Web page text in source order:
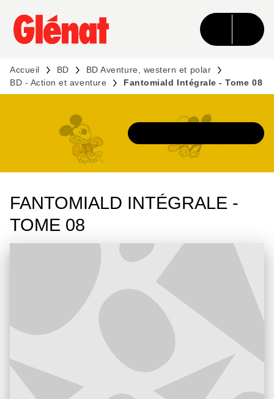
MENU RECHERCHE CONTENU
PIED DE PAGE
Accueil BD
BD Aventure, western et polar
BD - Action et aventure
Fantomiald Intégrale - Tome 08
FANTOMIALD INTÉGRALE -
TOME 08